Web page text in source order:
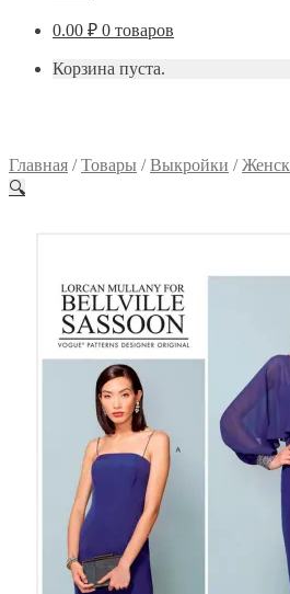
0.00 ₽ 0 товаров
Корзина пуста.
Мы
Главная /Товары /Выкройки /
🔍